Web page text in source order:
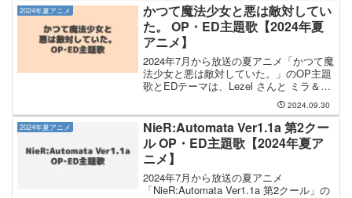
2024年夏アニメ
かつて魔法少女と悪は敵対してい
た。 OP・ED主題歌【2024年夏
アニメ】
2024年7月から放送の夏アニメ「かつて魔
法少女と悪は敵対していた。」のOP主題
歌とEDテーマは、Lezel さんと ミラ＆深
森白夜 さんが担当します。OP主題歌は
Lezel さんが担当し、OP主題歌のタイト
ルは「未完成ランデヴー」です。...
2024.09.30
2024年夏アニメ
NieR:Automata Ver1.1a 第2クー
ル OP・ED主題歌【2024年夏ア
ニメ】
2024年7月から放送の夏アニメ
「NieR:Automata Ver1.1a 第2クール」の